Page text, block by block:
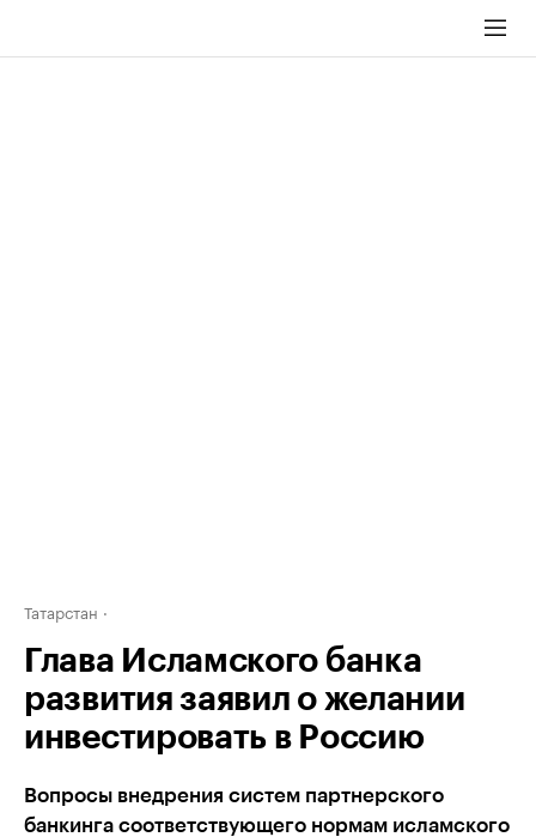
Татарстан
Глава Исламского банка
развития заявил о желании
инвестировать в Россию
Вопросы внедрения систем партнерского
банкинга соответствующего нормам исламского